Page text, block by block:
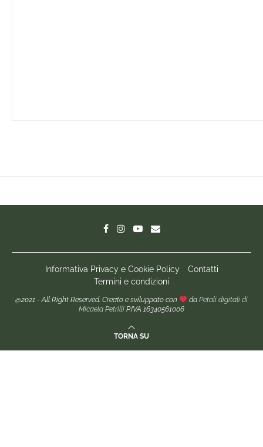
Informativa Privacy e Cookie Policy
Contatti
Termini e condizioni
@2021 - All Right Reserved. Creato e sviluppato con da Petali digitali di
Micaela Petrilli P.IVA 16340561006
TORNA SU